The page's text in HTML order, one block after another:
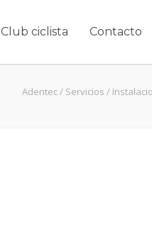
Club ciclista Contacto
Adentec/ Servicios /